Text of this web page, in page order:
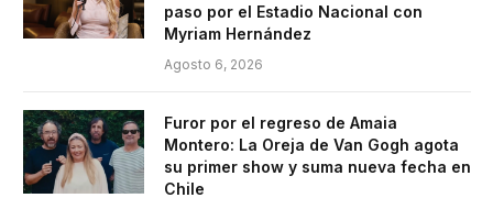
paso por el Estadio Nacional con
Myriam Hernández
Agosto 6, 2026
Furor por el regreso de Amaia
Montero: La Oreja de Van Gogh agota
su primer show y suma nueva fecha en
Chile